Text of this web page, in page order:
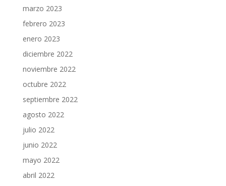
marzo 2023
febrero 2023
enero 2023
diciembre 2022
noviembre 2022
octubre 2022
septiembre 2022
agosto 2022
julio 2022
junio 2022
mayo 2022
abril 2022